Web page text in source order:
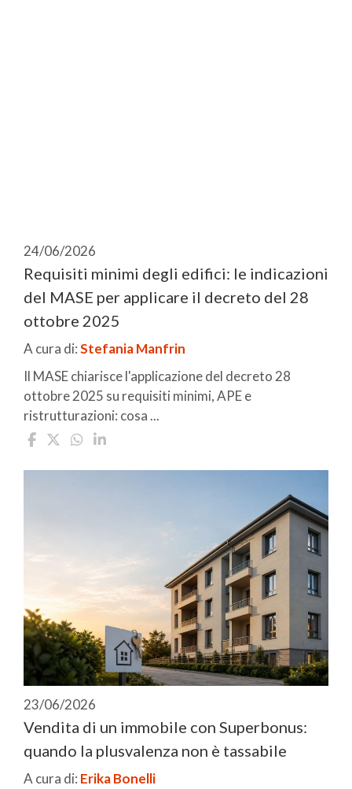
24/06/2026
Requisiti minimi degli edifici: le indicazioni
del MASE per applicare il decreto del 28
ottobre 2025
A cura di:Stefania Manfrin
Il MASE chiarisce l'applicazione del decreto 28
ottobre 2025 su requisiti minimi, APE e
ristrutturazioni: cosa ...
23/06/2026
Vendita di un immobile con Superbonus:
quando la plusvalenza non è tassabile
A cura di: Erika Bonelli